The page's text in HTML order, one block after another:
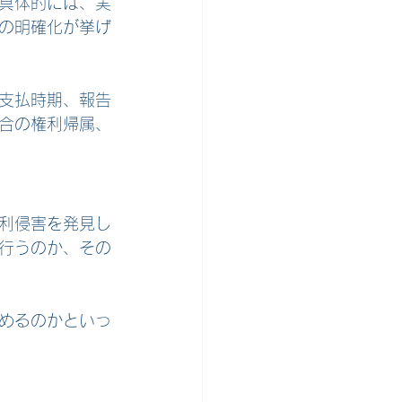
明確化が挙げ
払時期、報告
の権利帰属、
侵害を発見し
うのか、その
るのかといっ